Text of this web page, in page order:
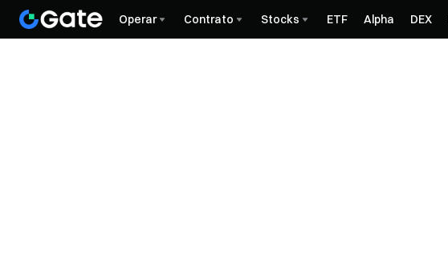
Operar Contrato Stocks ETF Alpha DEX